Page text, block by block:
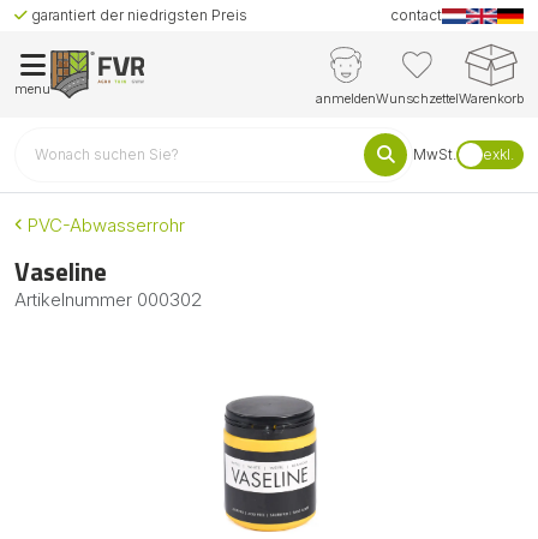
garantiert der niedrigsten Preis contact
menu
anmeldenWunschzettelWarenkorb
MwSt. exkl.
PVC-Abwasserrohr
Vaseline
Artikelnummer 000302